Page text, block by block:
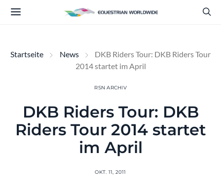
Startseite News
DKB Riders Tour: DKB Riders Tour
2014 startet im April
RSN ARCHIV
DKB Riders Tour: DKB
Riders Tour 2014 startet
im April
OKT. 11, 2011